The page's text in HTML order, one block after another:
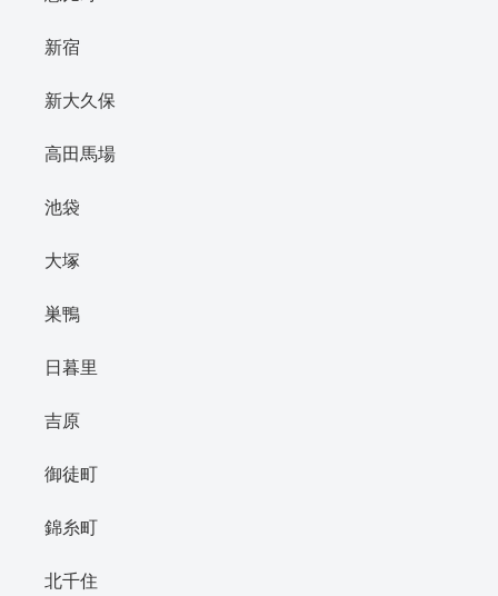
新宿
新大久保
高田馬場
池袋
大塚
巣鴨
日暮里
吉原
御徒町
錦糸町
北千住